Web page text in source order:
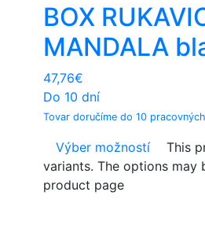
BOX
MANDALA
47,76€
Do 10 dní
Tovar doručíme do 10
Výber možností
This
variants. The options may
product page